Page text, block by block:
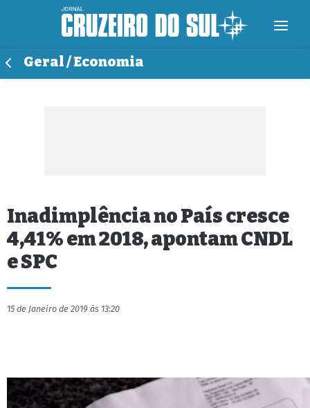
Geral / Economia
Inadimplência no País cresce
4,41% em 2018, apontam CNDL
e SPC
15 de Janeiro de 2019 às 13:20